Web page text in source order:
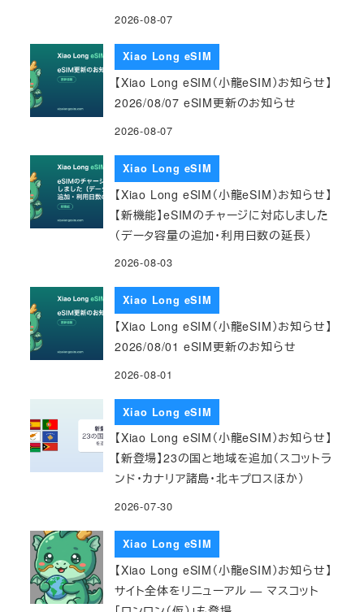
2026-08-07
Xiao Long eSIM
【Xiao Long eSIM（小龍eSIM）お知らせ】
2026/08/07 eSIM更新のお知らせ
2026-08-07
Xiao Long eSIM
【Xiao Long eSIM（小龍eSIM）お知らせ】
【新機能】eSIMのチャージに対応しました
（データ容量の追加・利用日数の延長）
2026-08-03
Xiao Long eSIM
【Xiao Long eSIM（小龍eSIM）お知らせ】
2026/08/01 eSIM更新のお知らせ
2026-08-01
Xiao Long eSIM
【Xiao Long eSIM（小龍eSIM）お知らせ】
【新登場】23の国と地域を追加（スコットラ
ンド・カナリア諸島・北キプロスほか）
2026-07-30
Xiao Long eSIM
【Xiao Long eSIM（小龍eSIM）お知らせ】
サイト全体をリニューアル — マスコット